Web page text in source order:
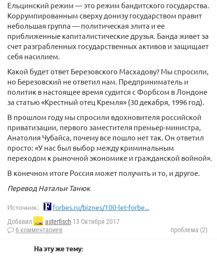
Ельцинский режим — это режим бандитского государства.
Коррумпированным сверху донизу государством правит
небольшая группа — политическая элита и ее
приближенные капиталистические друзья. Банда живет за
счет разграбленных государственных активов и защищает
себя насилием.
Какой будет ответ Березовского Масхадову? Мы спросили,
но Березовский не ответил нам. Предприниматель и
политик в настоящее время судится с Форбсом в Лондоне
за статью «Крестный отец Кремля» (30 декабря, 1996 год).
В прошлом году мы спросили вдохновителя российской
приватизации, первого заместителя премьер-министра,
Анатолия Чубайса, почему все пошло нет так. Он ответил
просто: «У нас был выбор между криминальным
переходом к рыночной экономике и гражданской войной».
В конечном итоге Россия может получить и то, и другое.
Перевод Натальи Танюк
Источник: forbes.ru/biznes/100-let-forbe...
Добавил asterfisch 13 Октября 2017
6 комментариев
проблема (2)
На эту же тему: